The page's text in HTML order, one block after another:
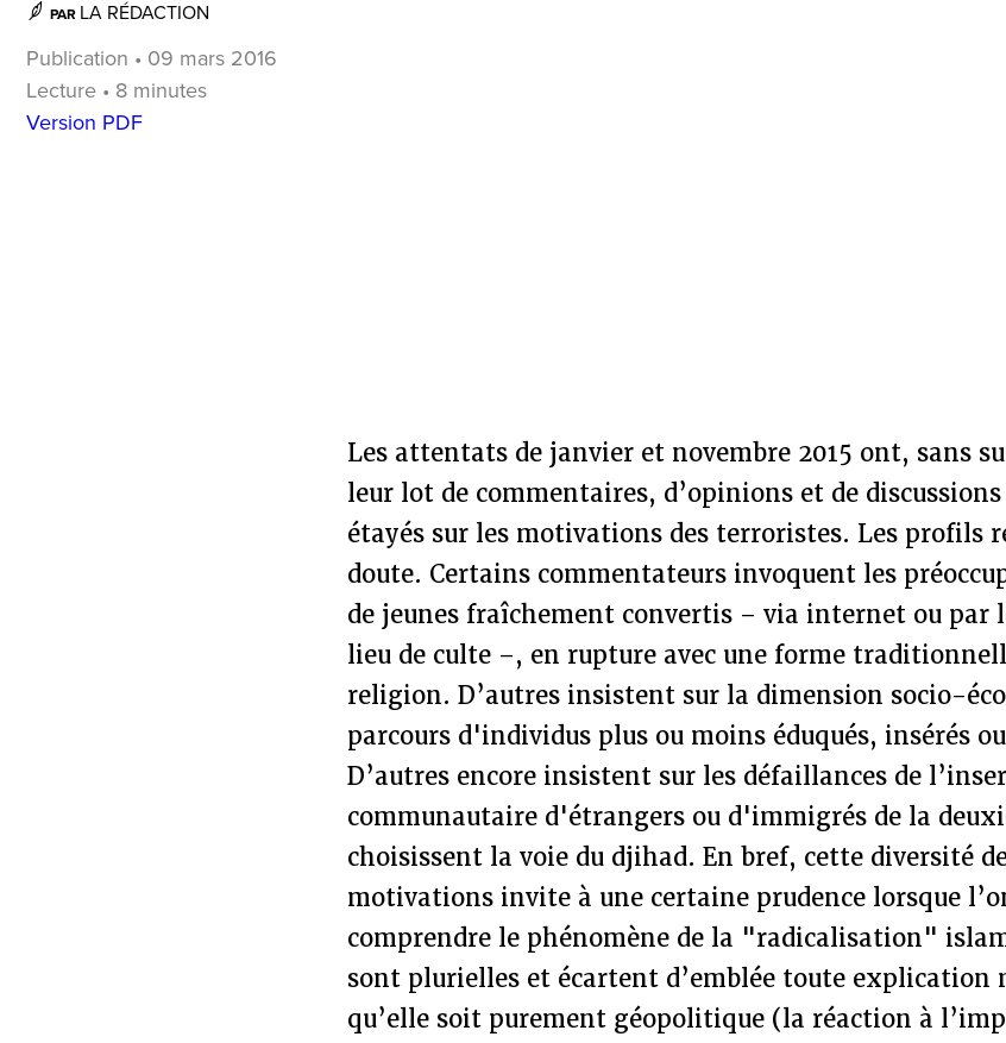
PAR LA RÉDACTION
Publication • 09 mars 2016
Lecture • 8 minutes
Version PDF
Les attentats de janvier et novembre 2015 ont, sans
leur lot de commentaires, d’opinions et de
étayés sur les motivations des terroristes. Les profils
doute. Certains commentateurs invoquent les
de jeunes fraîchement convertis – via internet ou par
lieu de culte –, en rupture avec une forme
religion. D’autres insistent sur la dimension socio-
parcours d'individus plus ou moins éduqués, insérés
D’autres encore insistent sur les défaillances de
communautaire d'étrangers ou d'immigrés de la
choisissent la voie du djihad. En bref, cette diversité
motivations invite à une certaine prudence lorsque
comprendre le phénomène de la "radicalisation"
sont plurielles et écartent d’emblée toute explication
qu’elle soit purement géopolitique (la réaction à